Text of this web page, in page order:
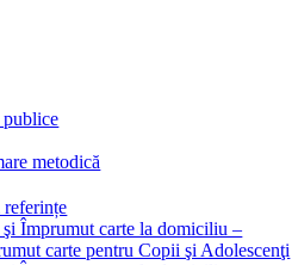
metodică
Împrumut carte la domiciliu –
carte pentru Copii şi Adolescenţi